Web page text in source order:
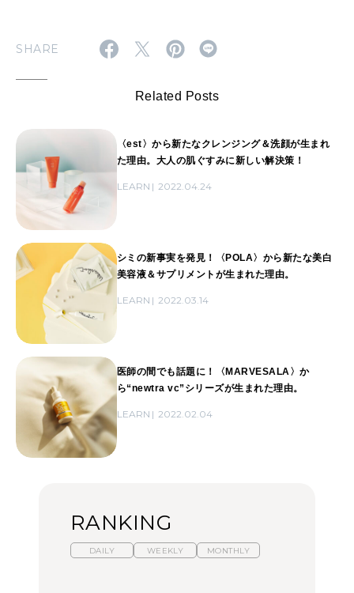
SHARE
Related Posts
〈est〉から新たなクレンジング＆洗顔が生まれ
た理由。大人の肌ぐすみに新しい解決策！
LEARN 2022.04.24
シミの新事実を発見！〈POLA〉から新たな美白
美容液＆サプリメントが生まれた理由。
LEARN 2022.03.14
医師の間でも話題に！〈MARVESALA〉か
ら“newtra vc”シリーズが生まれた理由。
LEARN 2022.02.04
RANKING
DAILY WEEKLY MONTHLY